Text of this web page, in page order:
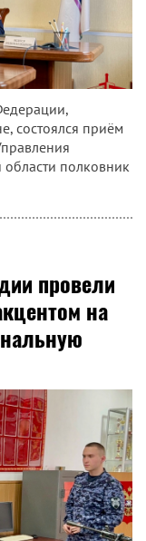
состоялся приём
полковник
провели
на